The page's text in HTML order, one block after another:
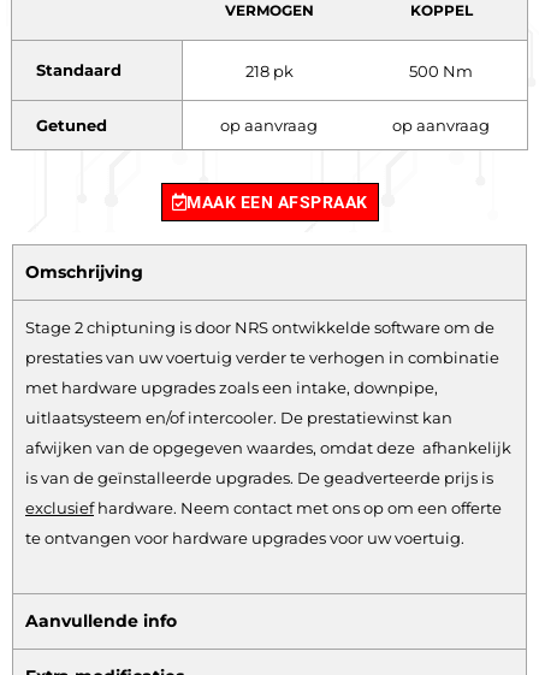
VERMOGEN KOPPEL
Standaard 218 pk 500 Nm
Getuned op aanvraag op aanvraag
MAAK EEN AFSPRAAK
Omschrijving
Stage 2 chiptuning is door NRS ontwikkelde software om de
prestaties van uw voertuig verder te verhogen in combinatie
met hardware upgrades zoals een intake, downpipe,
uitlaatsysteem en/of intercooler. De prestatiewinst kan
afwijken van de opgegeven waardes, omdat deze afhankelijk
is van de geïnstalleerde upgrades. De geadverteerde prijs is
exclusiefhardware. Neem contact met ons op om een offerte
te ontvangen voor hardware upgrades voor uw voertuig.
Aanvullende info